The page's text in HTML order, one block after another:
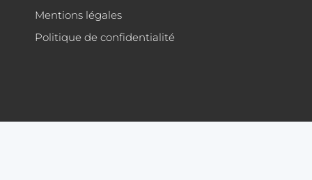
Mentions légales
Politique de confidentialité